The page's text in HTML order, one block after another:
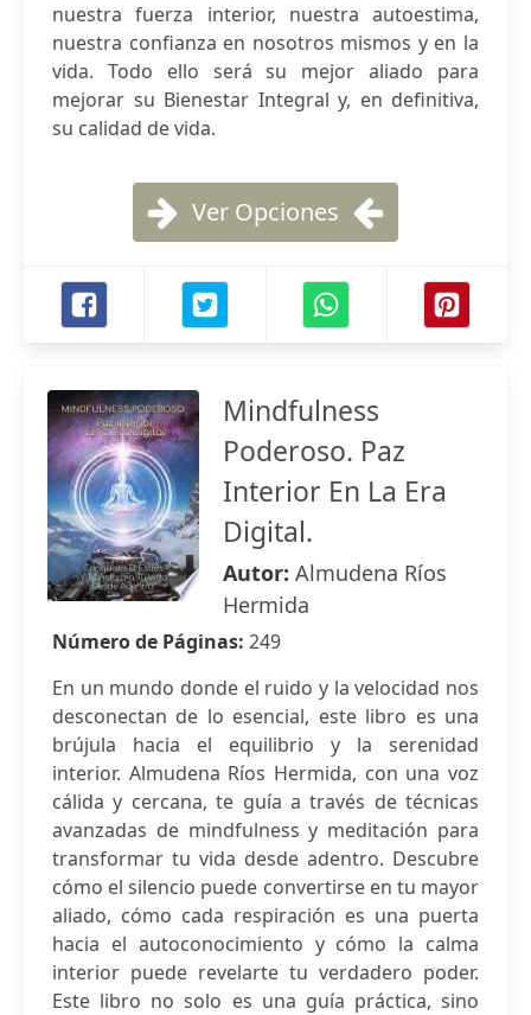
nuestra fuerza interior, nuestra autoestima,
nuestra confianza en nosotros mismos y en la
vida. Todo ello será su mejor aliado para
mejorar su Bienestar Integral y, en definitiva,
su calidad de vida.
Ver Opciones
Mindfulness
Poderoso. Paz
Interior En La Era
Digital.
Autor: Almudena Ríos
Hermida
Número de Páginas: 249
En un mundo donde el ruido y la velocidad nos
desconectan de lo esencial, este libro es una
brújula hacia el equilibrio y la serenidad
interior. Almudena Ríos Hermida, con una voz
cálida y cercana, te guía a través de técnicas
avanzadas de mindfulness y meditación para
transformar tu vida desde adentro. Descubre
cómo el silencio puede convertirse en tu mayor
aliado, cómo cada respiración es una puerta
hacia el autoconocimiento y cómo la calma
interior puede revelarte tu verdadero poder.
Este libro no solo es una guía práctica, sino